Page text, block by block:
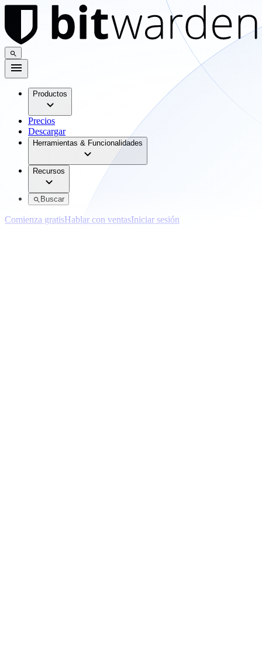
Productos
Precios
Descargar
Herramientas & Funcionalidades
Recursos
Buscar
Comienza gratisHablar con ventasIniciar sesión